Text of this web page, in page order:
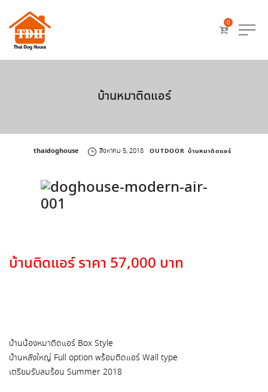
0
บ้านหมาติดแอร์
by
thaidoghouse สิงหาคม 5, 2018 OUTDOOR บ้านหมาติดแอร์
บ้านติดแอร์ ราคา 57,000 บาท
บ้านน้องหมาติดแอร์ Box Style
บ้านหลังใหญ่ Full option พร้อมติดแอร์ Wall type
เตรียมรับลมร้อน Summer 2018